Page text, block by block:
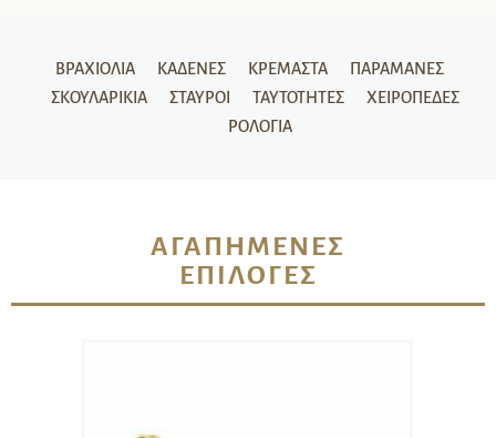
ΒΡΑΧΙΌΛΙΑ ΚΑΔΈΝΕΣ ΚΡΕΜΑΣΤΆ
ΠΑΡΑΜΆΝΕΣ
ΣΚΟΥΛΑΡΊΚΙΑ
ΣΤΑΥΡΟΊ ΤΑΥΤΌΤΗΤΕΣ
ΧΕΙΡΟΠΈΔΕΣ
ΡΟΛΌΓΙΑ
ΑΓΑΠΗΜΈΝΕΣ
ΕΠΙΛΟΓΈΣ